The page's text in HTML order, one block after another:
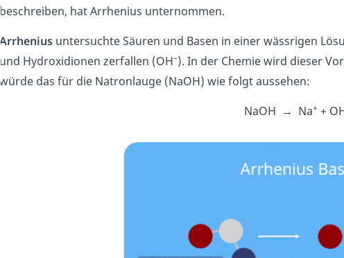
beschreiben, hat Arrhenius unternommen.
Arrhenius untersuchte Säuren und Basen in einer wässrigen
und Hydroxidionen zerfallen (OH–). In der Chemie wird dieser
würde das für die Natronlauge (NaOH) wie folgt aussehen:
NaOH → Na+ +